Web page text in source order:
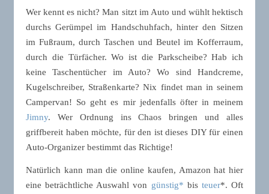
Wer kennt es nicht? Man sitzt im Auto und wühlt hektisch
durchs Gerümpel im Handschuhfach, hinter den Sitzen
im Fußraum, durch Taschen und Beutel im Kofferraum,
durch die Türfächer. Wo ist die Parkscheibe? Hab ich
keine Taschentücher im Auto? Wo sind Handcreme,
Kugelschreiber, Straßenkarte? Nix findet man in seinem
Campervan! So geht es mir jedenfalls öfter in meinem
Jimny. Wer Ordnung ins Chaos bringen und alles
griffbereit haben möchte, für den ist dieses DIY für einen
Auto-Organizer bestimmt das Richtige!
Natürlich kann man die online kaufen, Amazon hat hier
eine beträchtliche Auswahl von günstig* bis teuer*. Oft